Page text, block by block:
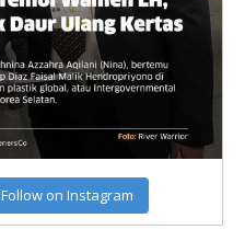
Follow on Instagram